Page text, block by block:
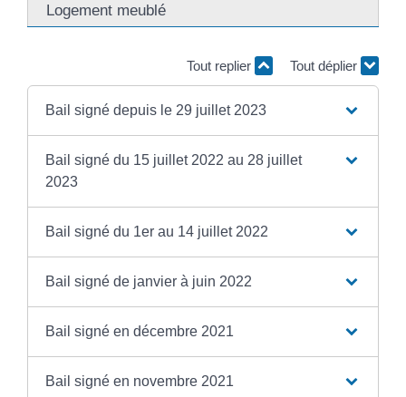
Logement meublé
Tout replier Tout déplier
Bail signé depuis le 29 juillet 2023
Bail signé du 15 juillet 2022 au 28 juillet
2023
Bail signé du 1er au 14 juillet 2022
Bail signé de janvier à juin 2022
Bail signé en décembre 2021
Bail signé en novembre 2021